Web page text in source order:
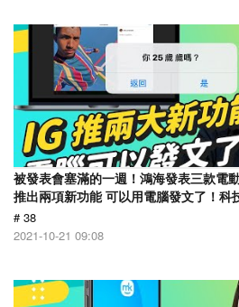
被發表會塞滿的一週！鴻海發表三款電
推出兩項新功能 可以用電腦發文了！科
# 38
2021-10-21 09:08